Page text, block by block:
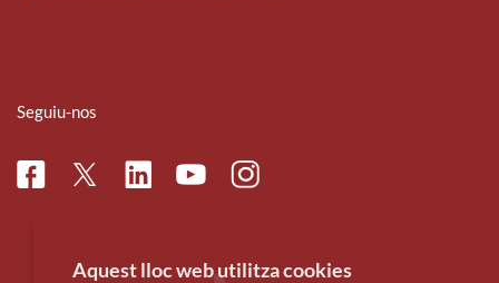
Seguiu-nos
FacebookTwitterLinkedinYoutubeInstagram
Aquest lloc web utilitza cookies